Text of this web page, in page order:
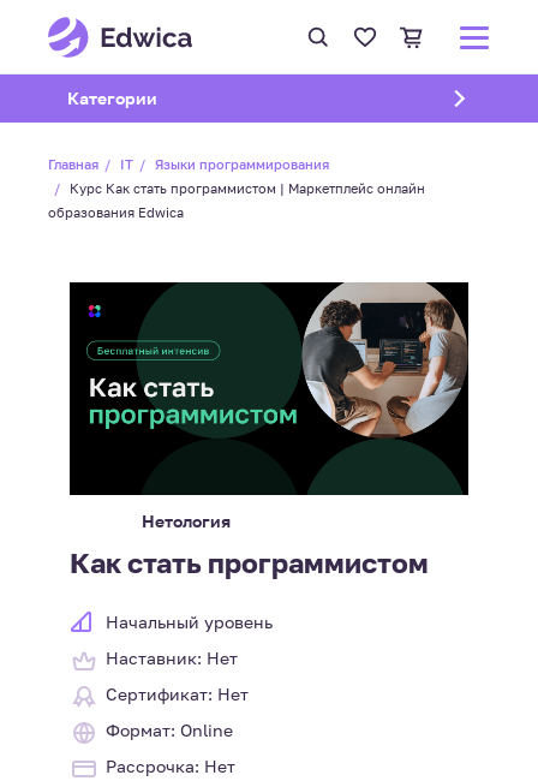
Открыть подменю
Категории
Главная IT
Языки программирования
Курс Как стать программистом | Маркетплейс онлайн
образования Edwica
Нетология
Как стать программистом
Начальный уровень
Наставник: Нет
Сертификат: Нет
Формат: Online
Рассрочка: Нет